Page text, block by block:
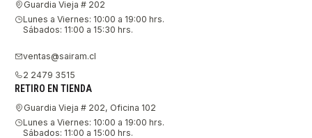
Guardia Vieja # 202
Lunes a Viernes: 10:00 a 19:00 hrs.
Sábados: 11:00 a 15:30 hrs.
ventas@sairam.cl
2 2479 3515
RETIRO EN TIENDA
Guardia Vieja # 202, Oficina 102
Lunes a Viernes: 10:00 a 19:00 hrs.
Sábados: 11:00 a 15:00 hrs.